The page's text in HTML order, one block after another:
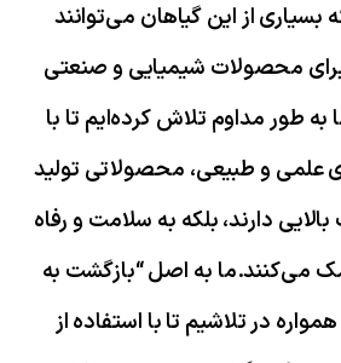
بسیاری از این گیاهان می‌توانند
محصولات شیمیایی و صنعتی
به طور مداوم تلاش کرده‌ایم تا با
علمی و طبیعی، محصولاتی تولید
دارند، بلکه به سلامت و رفاه
می‌کنند.ما به اصل “بازگشت به
در تلاشیم تا با استفاده از